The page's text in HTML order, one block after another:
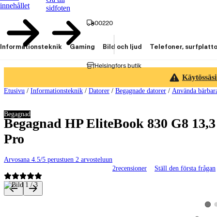
innehållet
sidfoten
00220
Helsingfors butik
Informationsteknik Gaming Bild och ljud Telefoner,
Etusivu / Informationsteknik / Datorer / Begagnade datorer / Använda
Begagnad HP EliteBook 830 G8
Pro
Arvosana 4.5/5 perustuen 2 arvosteluun
2recensioner Ställ den första frågan
Begagnad
Produktbilder och videor